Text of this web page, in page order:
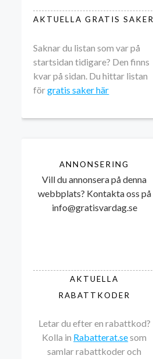
AKTUELLA GRATIS SAKER
Saknar du listan som var på
startsidan tidigare? Den finns
kvar på sidan. Du hittar listan
förgratis saker här
ANNONSERING
Vill du annonsera på denna
webbplats? Kontakta oss på
info@gratisvardag.se
AKTUELLA
RABATTKODER
Letar du efter en rabattkod?
Kolla in Rabatterat.sesom
samlar rabattkoder och